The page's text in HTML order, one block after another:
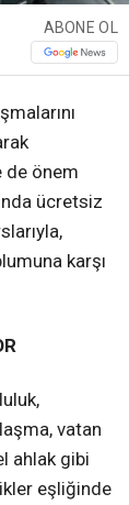
ABONE OL
de önem
ücretsiz
karşı
vatan
ahlak gibi
eşliğinde